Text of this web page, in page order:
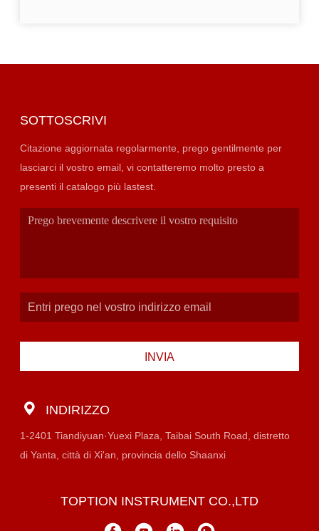
SOTTOSCRIVI
Citazione aggiornata regolarmente, prego gentilmente per
lasciarci il vostro email, vi contatteremo molto presto a
presenti il catalogo più lastest.
INVIA
INDIRIZZO
1-2401 Tiandiyuan·Yuexi Plaza, Taibai South Road, distretto
di Yanta, città di Xi'an, provincia dello Shaanxi
TOPTION INSTRUMENT CO.,LTD